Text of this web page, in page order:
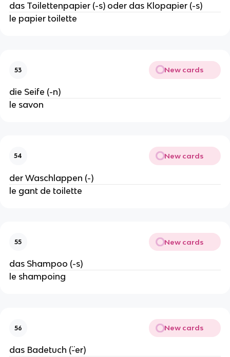
das Toilettenpapier (-s) oder das Klopapier (-s)
le papier toilette
53 New cards
die Seife (-n)
le savon
54 New cards
der Waschlappen (-)
le gant de toilette
55 New cards
das Shampoo (-s)
le shampoing
56 New cards
das Badetuch (¨-er)